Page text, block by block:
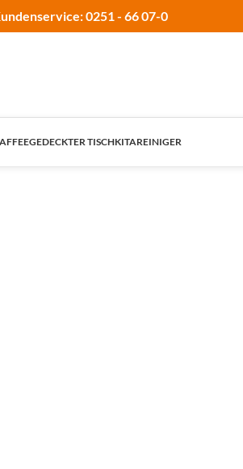
0251 - 66 07-0
GEDECKTER TISCHKITAREINIGER